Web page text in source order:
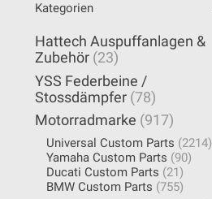
Kategorien
Hattech Auspuffanlagen &
Zubehör (23)
YSS Federbeine /
Stossdämpfer (78)
Motorradmarke (917)
Universal Custom Parts (2214)
Yamaha Custom Parts (90)
Ducati Custom Parts (21)
BMW Custom Parts (755)